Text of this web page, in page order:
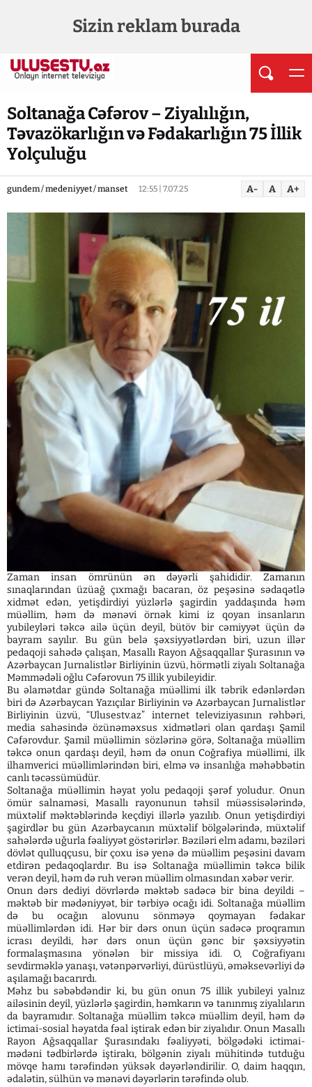
Sizin reklam burada
Soltanağa Cəfərov – Ziyalılığın,
Təvazökarlığın və Fədakarlığın 75 İllik
Yolçuluğu
gundem / medeniyyet / manset 12:55 | 7.07.25 A- A A+
Zaman insan ömrünün ən dəyərli şahididir. Zamanın
sınaqlarından üzüağ çıxmağı bacaran, öz peşəsinə sədaqətlə
xidmət edən, yetişdirdiyi yüzlərlə şagirdin yaddaşında həm
müəllim, həm də mənəvi örnək kimi iz qoyan insanların
yubileyləri təkcə ailə üçün deyil, bütöv bir cəmiyyət üçün də
bayram sayılır. Bu gün belə şəxsiyyətlərdən biri, uzun illər
pedaqoji sahədə çalışan, Masallı Rayon Ağsaqqallar Şurasının və
Azərbaycan Jurnalistlər Birliyinin üzvü, hörmətli ziyalı Soltanağa
Məmmədəli oğlu Cəfərovun 75 illik yubileyidir.
Bu əlamətdar gündə Soltanağa müəllimi ilk təbrik edənlərdən
biri də Azərbaycan Yazıçılar Birliyinin və Azərbaycan Jurnalistlər
Birliyinin üzvü, “Ulusestv.az” internet televiziyasının rəhbəri,
media sahəsində özünəməxsus xidmətləri olan qardaşı Şamil
Cəfərovdur. Şamil müəllimin sözlərinə görə, Soltanağa müəllim
təkcə onun qardaşı deyil, həm də onun Coğrafiya müəllimi, ilk
ilhamverici müəllimlərindən biri, elmə və insanlığa məhəbbətin
canlı təcəssümüdür.
Soltanağa müəllimin həyat yolu pedaqoji şərəf yoludur. Onun
ömür salnaməsi, Masallı rayonunun təhsil müəssisələrində,
müxtəlif məktəblərində keçdiyi illərlə yazılıb. Onun yetişdirdiyi
şagirdlər bu gün Azərbaycanın müxtəlif bölgələrində, müxtəlif
sahələrdə uğurla fəaliyyət göstərirlər. Bəziləri elm adamı, bəziləri
dövlət qulluqçusu, bir çoxu isə yenə də müəllim peşəsini davam
etdirən pedaqoqlardır. Bu isə Soltanağa müəllimin təkcə bilik
verən deyil, həm də ruh verən müəllim olmasından xəbər verir.
Onun dərs dediyi dövrlərdə məktəb sadəcə bir bina deyildi –
məktəb bir mədəniyyət, bir tərbiyə ocağı idi. Soltanağa müəllim
də bu ocağın alovunu sönməyə qoymayan fədakar
müəllimlərdən idi. Hər bir dərs onun üçün sadəcə proqramın
icrası deyildi, hər dərs onun üçün gənc bir şəxsiyyətin
formalaşmasına yönələn bir missiya idi. O, Coğrafiyanı
sevdirməklə yanaşı, vətənpərvərliyi, dürüstlüyü, əməksevərliyi də
aşılamağı bacarırdı.
Məhz bu səbəbdəndir ki, bu gün onun 75 illik yubileyi yalnız
ailəsinin deyil, yüzlərlə şagirdin, həmkarın və tanınmış ziyalıların
da bayramıdır. Soltanağa müəllim təkcə müəllim deyil, həm də
ictimai-sosial həyatda fəal iştirak edən bir ziyalıdır. Onun Masallı
Rayon Ağsaqqallar Şurasındakı fəaliyyəti, bölgədəki ictimai-
mədəni tədbirlərdə iştirakı, bölgənin ziyalı mühitində tutduğu
mövqe hamı tərəfindən yüksək dəyərləndirilir. O, daim haqqın,
ədalətin, sülhün və mənəvi dəyərlərin tərəfində olub.